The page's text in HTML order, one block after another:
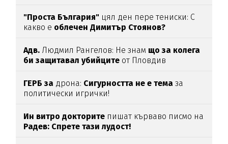
"Проста България" цял ден пере тениски: С
какво е облечен Димитър Стоянов?
Адв. Людмил Рангелов: Не знам що за колега
би защитавал убийците от Пловдив
ГЕРБ за дрона: Сигурността не е темаза
политически игрички!
Ин витро докторите пишат кърваво писмо на
Радев: Спрете тази лудост!